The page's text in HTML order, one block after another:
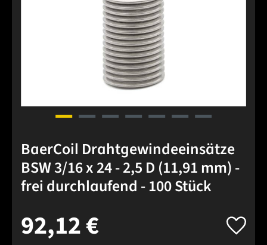
BaerCoil Drahtgewindeeinsätze
BSW 3/16 x 24 - 2,5 D (11,91 mm) -
frei durchlaufend - 100 Stück
92,12 €